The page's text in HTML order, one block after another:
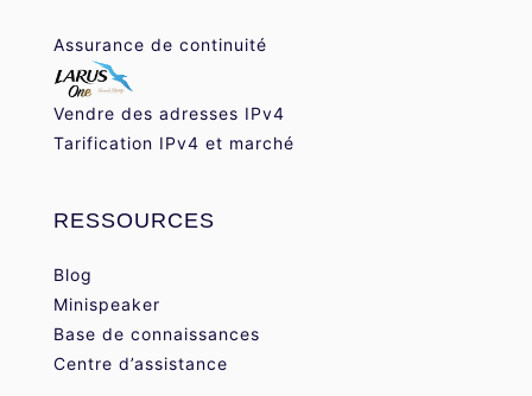
Assurance de continuité
Vendre des adresses IPv4
Tarification IPv4 et marché
RESSOURCES
Blog
Minispeaker
Base de connaissances
Centre d’assistance